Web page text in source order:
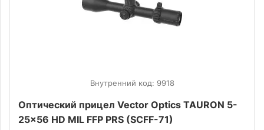
Внутренний код: 9918
Оптический прицел Vector Optics TAURON 5-
25x56 HD MIL FFP PRS (SCFF-71)